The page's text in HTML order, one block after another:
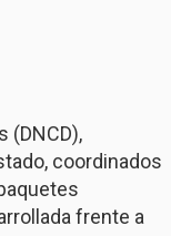
(DNCD),
coordinados
frente a